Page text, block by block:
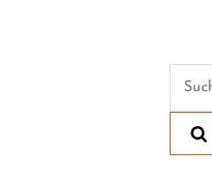
Suchen